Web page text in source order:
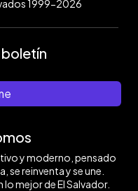
1999-2026
y moderno, pensado
se reinventa y se une.
mejor de El Salvador.